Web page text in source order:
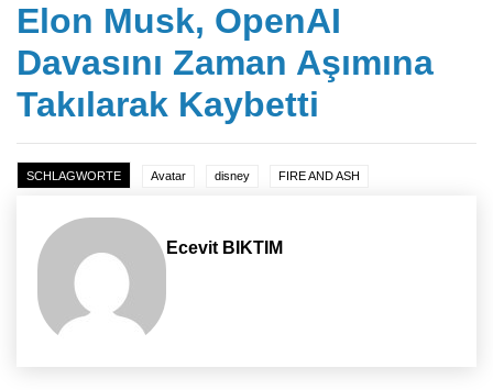
Elon Musk, OpenAI
Davasını Zaman Aşımına
Takılarak Kaybetti
SCHLAGWORTE Avatar disney FIRE AND ASH
Ecevit BIKTIM